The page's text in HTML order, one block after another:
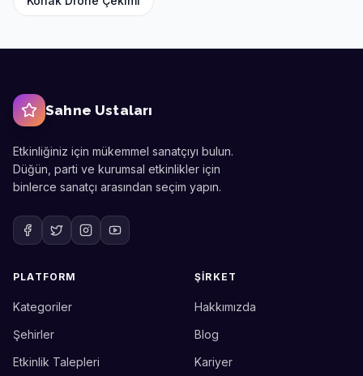
Sahne Ustaları
Etkinliğiniz için mükemmel sanatçıyı bulun.
Düğün, parti ve kurumsal etkinlikler için
binlerce sanatçı arasından seçim yapın.
PLATFORM
Kategoriler
Şehirler
Etkinlik Talepleri
ŞIRKET
Hakkımızda
Blog
Kariyer
Etkinlik uzmanınız
Merhaba! Size nasıl yardımcı